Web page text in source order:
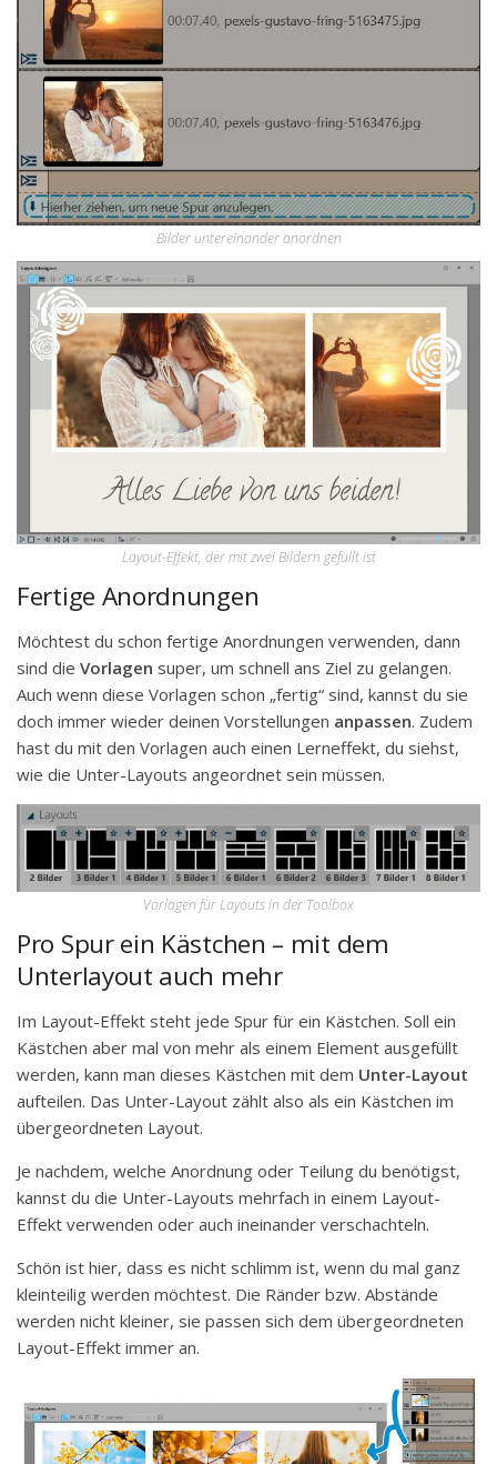
Bilder untereinander anordnen
Layout-Effekt, der mit zwei Bildern gefüllt ist
Fertige Anordnungen
Möchtest du schon fertige Anordnungen verwenden, dann
sind die Vorlagen super, um schnell ans Ziel zu gelangen.
Auch wenn diese Vorlagen schon „fertig“ sind, kannst du sie
doch immer wieder deinen Vorstellungen anpassen. Zudem
hast du mit den Vorlagen auch einen Lerneffekt, du siehst,
wie die Unter-Layouts angeordnet sein müssen.
Vorlagen für Layouts in der Toolbox
Pro Spur ein Kästchen – mit dem
Unterlayout auch mehr
Im Layout-Effekt steht jede Spur für ein Kästchen. Soll ein
Kästchen aber mal von mehr als einem Element ausgefüllt
werden, kann man dieses Kästchen mit dem Unter-Layout
aufteilen. Das Unter-Layout zählt also als ein Kästchen im
übergeordneten Layout.
Je nachdem, welche Anordnung oder Teilung du benötigst,
kannst du die Unter-Layouts mehrfach in einem Layout-
Effekt verwenden oder auch ineinander verschachteln.
Schön ist hier, dass es nicht schlimm ist, wenn du mal ganz
kleinteilig werden möchtest. Die Ränder bzw. Abstände
werden nicht kleiner, sie passen sich dem übergeordneten
Layout-Effekt immer an.